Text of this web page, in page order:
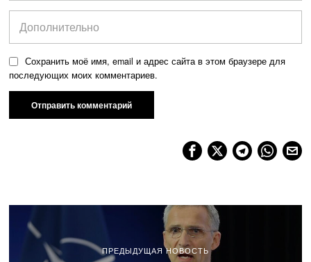
Сохранить моё имя, email и адрес сайта в этом браузере для
последующих моих комментариев.
ПРЕДЫДУЩАЯ НОВОСТЬ